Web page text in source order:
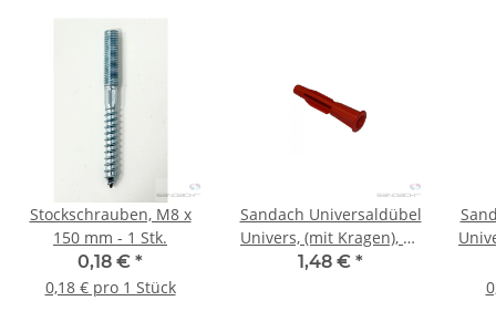
Stockschrauben, M8 x
150 mm - 1 Stk.
0,18 € *
0,18 € pro 1 Stück
Sandach Universaldübel
Univers, (mit Kragen), 10
x 57 mm - 100 Stk.
1,48 € *